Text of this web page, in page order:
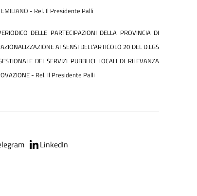
EMILIANO - Rel. Il Presidente Palli
DELLE PARTECIPAZIONI DELLA PROVINCIA DI
AI SENSI DELL’ARTICOLO 20 DEL D.LGS
DEI SERVIZI PUBBLICI LOCALI DI RILEVANZA
- Rel. Il Presidente Palli
LinkedIn